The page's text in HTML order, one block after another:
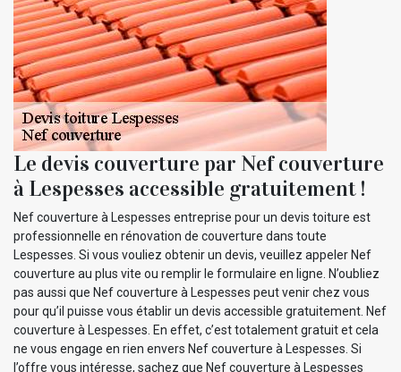
Le devis couverture par Nef couverture
à Lespesses accessible gratuitement !
Nef couverture à Lespesses entreprise pour un devis toiture est
professionnelle en rénovation de couverture dans toute
Lespesses. Si vous vouliez obtenir un devis, veuillez appeler Nef
couverture au plus vite ou remplir le formulaire en ligne. N’oubliez
pas aussi que Nef couverture à Lespesses peut venir chez vous
pour qu’il puisse vous établir un devis accessible gratuitement. Nef
couverture à Lespesses. En effet, c’est totalement gratuit et cela
ne vous engage en rien envers Nef couverture à Lespesses. Si
l’offre vous intéresse, sachez que Nef couverture à Lespesses